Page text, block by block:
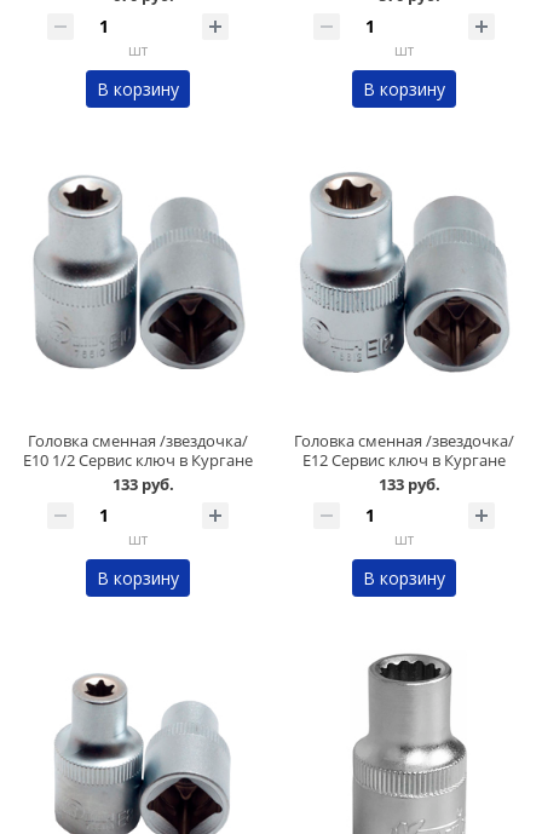
шт
В корзину
шт
В корзину
Головка сменная /звездочка/
Е10 1/2 Сервис ключ в Кургане
133 руб.
шт
В корзину
Головка сменная /звездочка/
Е12 Сервис ключ в Кургане
133 руб.
шт
В корзину